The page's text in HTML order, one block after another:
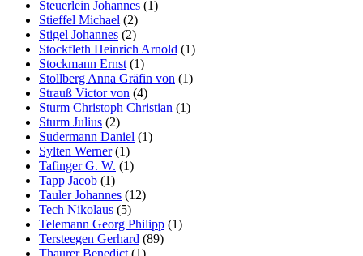
Steuerlein Johannes (1)
Stieffel Michael (2)
Stigel Johannes (2)
Stockfleth Heinrich Arnold (1)
Stockmann Ernst(1)
Stollberg Anna Gräfin von (1)
Strauß Victor von (4)
Sturm Christoph Christian (1)
Sturm Julius (2)
Sudermann Daniel (1)
Sylten Werner(1)
Tafinger G. W. (1)
Tapp Jacob (1)
Tauler Johannes (12)
Tech Nikolaus (5)
Telemann Georg Philipp (1)
Tersteegen Gerhard (89)